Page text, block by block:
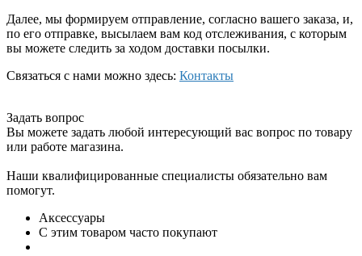
Далее, мы формируем отправление, согласно вашего заказа, и,
по его отправке, высылаем вам код отслеживания, с которым
вы можете следить за ходом доставки посылки.
Связаться с нами можно здесь: Контакты
Задать вопрос
Вы можете задать любой интересующий вас вопрос по товару
или работе магазина.
Наши квалифицированные специалисты обязательно вам
помогут.
Аксессуары
С этим товаром часто покупают